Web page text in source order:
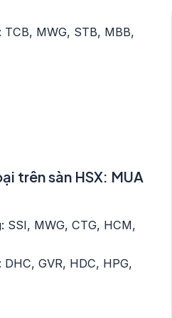
MWG, STB, MBB,
trên sàn HSX: MUA
MWG, CTG, HCM,
GVR, HDC, HPG,